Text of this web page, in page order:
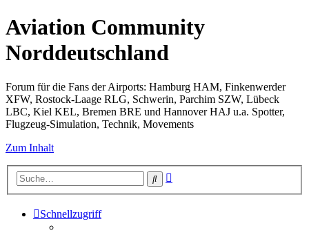
Aviation Community
Norddeutschland
Forum für die Fans der Airports: Hamburg HAM, Finkenwerder
XFW, Rostock-Laage RLG, Schwerin, Parchim SZW, Lübeck
LBC, Kiel KEL, Bremen BRE und Hannover HAJ u.a. Spotter,
Flugzeug-Simulation, Technik, Movements
Zum Inhalt
Suche
Schnellzugriff